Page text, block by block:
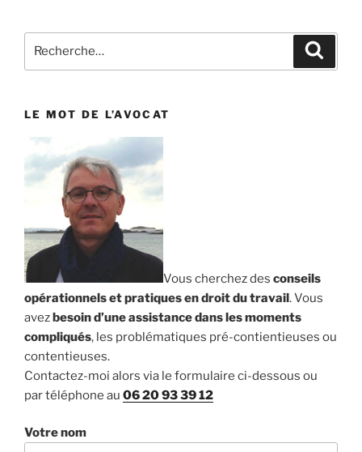
LE MOT DE L’AVOCAT
Vous cherchez des conseils
opérationnels et pratiques en droit du travail. Vous
avezbesoin d’une assistance dans les moments
compliqués, les problématiques pré-contientieuses ou
contentieuses.
Contactez-moi alors via le formulaire ci-dessous ou
par téléphone au 06 20 93 39 12
Votre nom